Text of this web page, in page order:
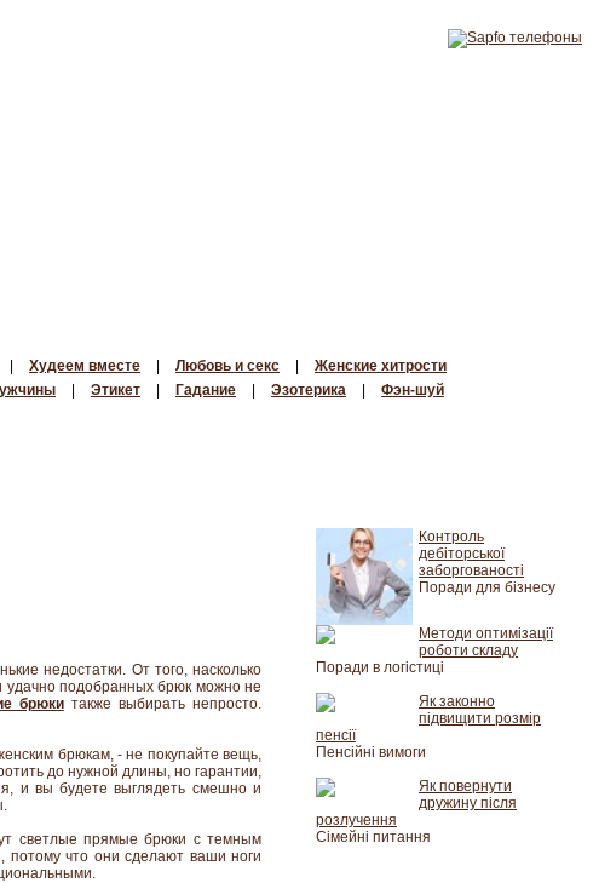
Худеем вместе Любовь и секс
Женские хитрости
Этикет Гадание Эзотерика
Фэн-шуй
недостатки. От того, насколько
удачно подобранных брюк можно не
брюкитакже выбирать непросто.
брюкам, - не покупайте вещь,
до нужной длины, но гарантии,
и вы будете выглядеть смешно и
светлые прямые брюки с темным
потому что они сделают ваши ноги
Контроль
дебіторської
заборгованості
Поради для бізнесу
Методи оптимізації
роботи складу
Поради в логістиці
Як законно
підвищити розмір
пенсії
Пенсійні вимоги
Як повернути
дружину після
розлучення
Сімейні питання